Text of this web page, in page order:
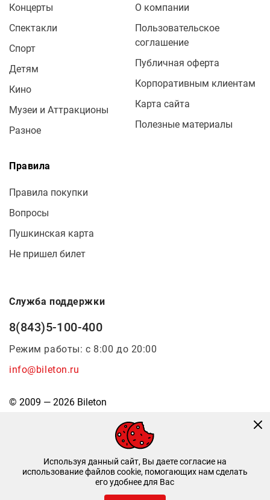
Концерты
Спектакли
Спорт
Детям
Кино
Музеи и Аттракционы
Разное
О компании
Пользовательское
соглашение
Публичная оферта
Корпоративным клиентам
Карта сайта
Полезные материалы
Правила
Правила покупки
Вопросы
Пушкинская карта
Не пришел билет
Служба поддержки
8(843)5-100-400
Режим работы: с 8:00 до 20:00
info@bileton.ru
© 2009 — 2026 Bileton
Инфоматика
Используя данный сайт, Вы даете согласие на
использование файлов cookie, помогающих нам сделать
его удобнее для Вас